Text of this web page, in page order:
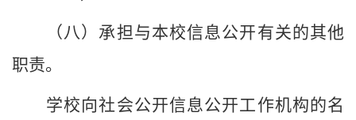
（八）承担与本校信息公开有关的其他
职责。
学校向社会公开信息公开工作机构的名